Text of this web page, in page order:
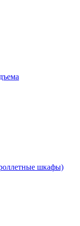
шкафы)